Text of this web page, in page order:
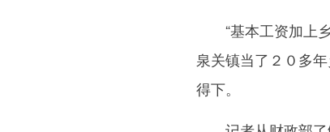
“基本工资加上乡
泉关镇当了２０多
得下。